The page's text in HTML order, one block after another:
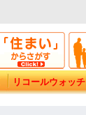
リコールウォッチ